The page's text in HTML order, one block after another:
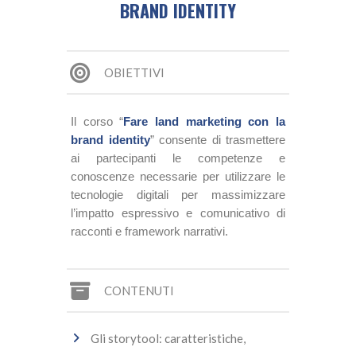
BRAND IDENTITY
OBIETTIVI
Il corso “Fare land marketing con la
brand identity” consente di trasmettere
ai partecipanti le competenze e
conoscenze necessarie per utilizzare le
tecnologie digitali per massimizzare
l’impatto espressivo e comunicativo di
racconti e framework narrativi.
CONTENUTI
Gli storytool: caratteristiche,